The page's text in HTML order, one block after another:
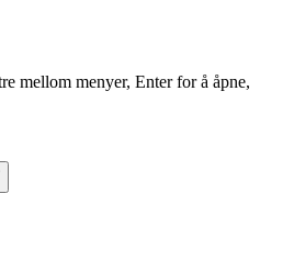
mellom menyer, Enter for å åpne,